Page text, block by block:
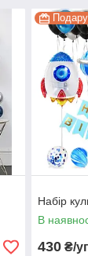
Набір
В
430 ₴/